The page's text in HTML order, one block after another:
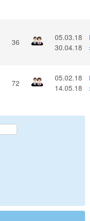
36
05.03.18
30.04.18
72
05.02.18
14.05.18